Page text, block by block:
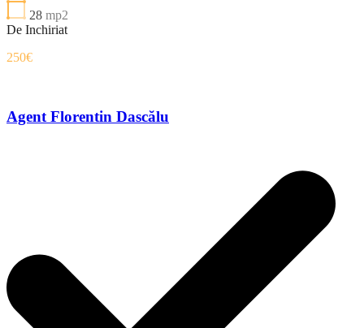
28 mp2
De Inchiriat
250€
Agent Florentin Dascălu